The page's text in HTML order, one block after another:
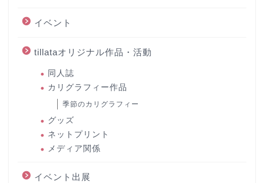
イベント
tillataオリジナル作品・活動
同人誌
カリグラフィー作品
季節のカリグラフィー
グッズ
ネットプリント
メディア関係
イベント出展